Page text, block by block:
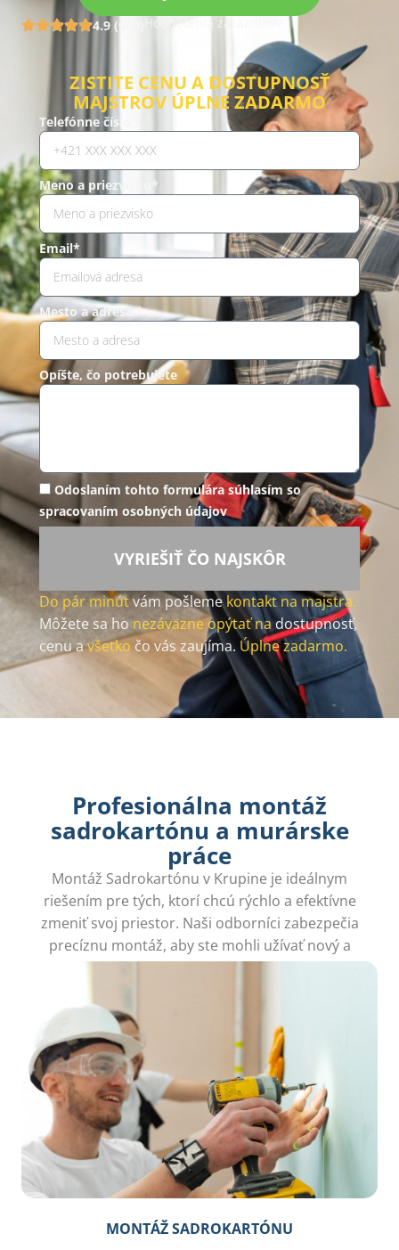
4.9 (960) Hodnotenia zákazníkov
ZISTITE CENU A DOSTUPNOSŤ
MAJSTROV ÚPLNE ZADARMO
Telefónne číslo *
Meno a priezvisko*
Email*
Mesto a adresa *
Opíšte, čo potrebujete
Odoslaním tohto formulára súhlasím so
spracovaním osobných údajov
VYRIEŠIŤ ČO NAJSKÔR
Do pár minútvám pošlemekontakt na majstra.
Môžete sa honezáväzne opýtať nadostupnosť,
cenu avšetko čo vás zaujíma. Úplne zadarmo.
Profesionálna montáž
sadrokartónu a murárske
práce
Montáž Sadrokartónu v Krupine je ideálnym
riešením pre tých, ktorí chcú rýchlo a efektívne
zmeniť svoj priestor. Naši odborníci zabezpečia
precíznu montáž, aby ste mohli užívať nový a
funkčný interiér bez stresu.
MONTÁŽ SADROKARTÓNU